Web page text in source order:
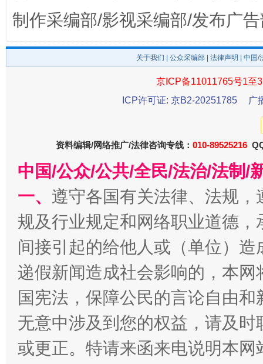
东山县通报“牛蛙产品抗生素超标问题” 法
千年窑火 生生不息
揭开“小金库”的免责幌子
制作采编部/影视采编部/发布广
关于我们 公众采编部 法律声明 | 中国
京ICP备11011765号1至
ICP许可证: 京B2-20251785
广
资料编辑/网络推广/法律咨询专线： 010-89525216
中国/公众/公共/全民/法治/法制/
一、 遵守各国有关法律、法规
规及行业规定和网络职业道德
间接引起的给他人或（单位）
递假新闻造成社会影响的，本
国宪法，保障公民的言论自由
无意中涉及到您的权益，请及
或更正。特请来函来电说明本